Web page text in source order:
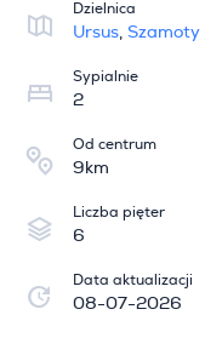
Dzielnica
Ursus, Szamoty
Sypialnie
2
Od centrum
9km
Liczba pięter
6
Data aktualizacji
08-07-2026